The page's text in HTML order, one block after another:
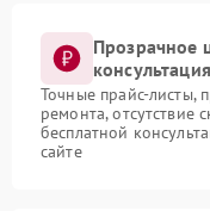
Прозрачное
консультация
Точные прайс-листы,
ремонта, отсутствие
бесплатной
сайте